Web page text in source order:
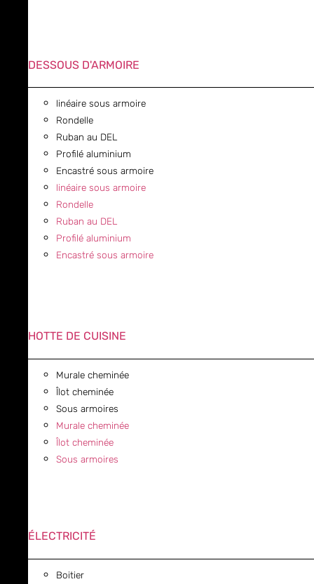
DESSOUS D'ARMOIRE
linéaire sous armoire
Rondelle
Ruban au DEL
Profilé aluminium
Encastré sous armoire
linéaire sous armoire
Rondelle
Ruban au DEL
Profilé aluminium
Encastré sous armoire
HOTTE DE CUISINE
Murale cheminée
Îlot cheminée
Sous armoires
Murale cheminée
Îlot cheminée
Sous armoires
ÉLECTRICITÉ
Boitier